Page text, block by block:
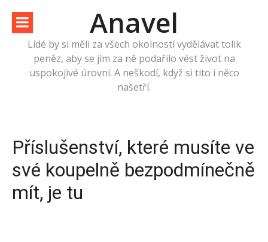
obsah
Anavel
Lidé by si měli za všech okolností vydělávat tolik
peněz, aby se jim za ně podařilo vést život na
uspokojivé úrovni. A neškodí, když si tito i něco
našetří.
Příslušenství, které musíte ve
své koupelně bezpodmínečně
mít, je tu